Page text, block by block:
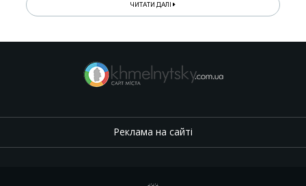
ЧИТАТИ ДАЛІ
Реклама на сайті
.,.,.